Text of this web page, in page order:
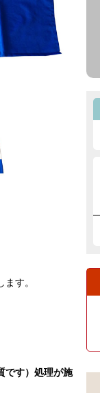
す。
です）処理が施